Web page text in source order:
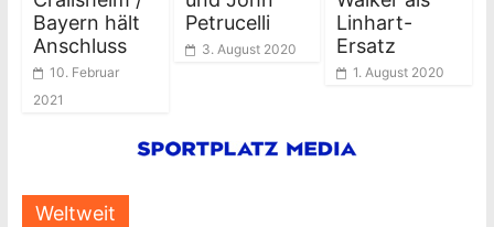
Bayern hält
Anschluss
10. Februar
2021
Petrucelli
3. August 2020
Linhart-
Ersatz
1. August 2020
Weltweit